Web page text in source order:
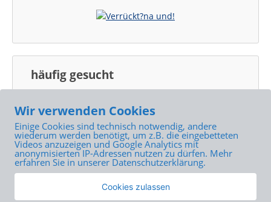
häufig gesucht
BRÜCKE Lübeck BRÜCKE Ostholstein
Familie Gemeindepsychiatrie gemeinnützig
Hilfebedarf Inklusion Ostholstein PARITÄTISCHE
Psychiatrie psychische Erkrankung
Schleswig-Holstein Tagesklinik Tageszentrum
therapeutische Angebote
Wohnraum
Wir verwenden Cookies
Einige Cookies sind technisch notwendig, andere
wiederum werden benötigt, um z.B. die eingebetteten
Videos anzuzeigen und Google Analytics mit
anonymisierten IP-Adressen nutzen zu dürfen. Mehr
erfahren Sie in unserer Datenschutzerklärung.
Cookies zulassen